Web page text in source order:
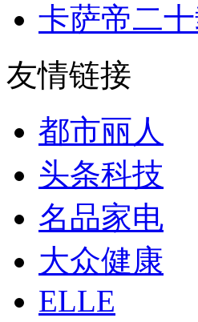
卡萨帝二
友情链接
都市丽人
头条科技
名品家电
大众健康
ELLE